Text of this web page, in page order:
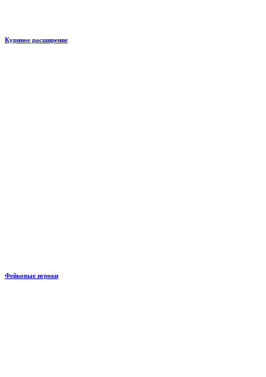
Куриное расширение
Фейковые игроки